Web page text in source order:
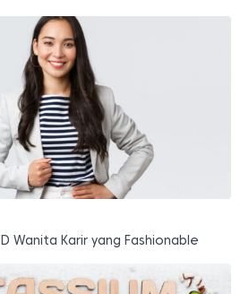
Wanita Karir yang Fashionable